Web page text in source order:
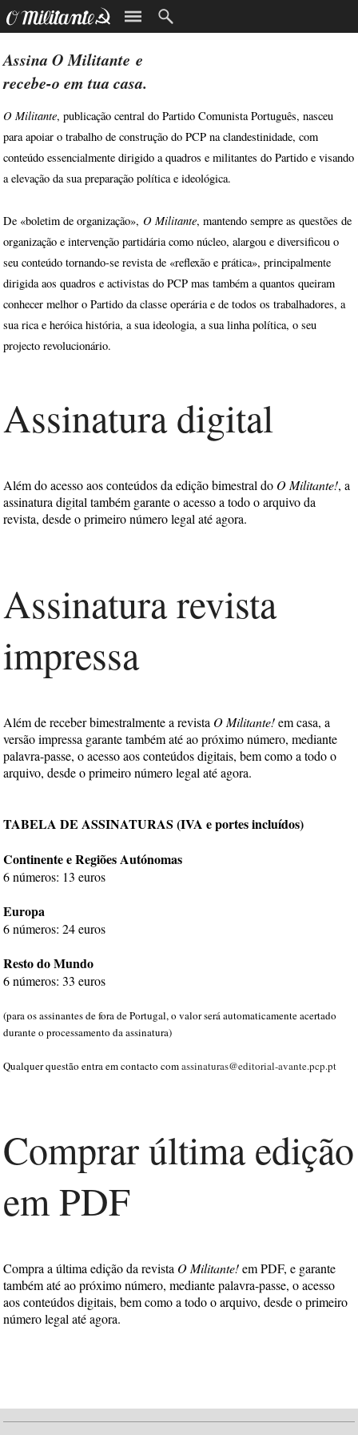
AssinaO Militante e
recebe-o em tua casa.
O Militante, publicação central do Partido Comunista Português, nasceu
para apoiar o trabalho de construção do PCP na clandestinidade, com
conteúdo essencialmente dirigido a quadros e militantes do Partido e visando
a elevação da sua preparação política e ideológica.
De «boletim de organização»,O Militante, mantendo sempre as questões de
organização e intervenção partidária como núcleo, alargou e diversificou o
seu conteúdo tornando-se revista de «reflexão e prática», principalmente
dirigida aos quadros e activistas do PCP mas também a quantos queiram
conhecer melhor o Partido da classe operária e de todos os trabalhadores, a
sua rica e heróica história, a sua ideologia, a sua linha política, o seu
projecto revolucionário.
Assinatura digital
Além do acesso aos conteúdos da edição bimestral do O Militante!, a
assinatura digital também garante o acesso a todo o arquivo da
revista, desde o primeiro número legal até agora.
Assinatura revista
impressa
Além de receber bimestralmente a revista O Militante!em casa, a
versão impressa garante também até ao próximo número, mediante
palavra-passe, o acesso aos conteúdos digitais, bem como a todo o
arquivo, desde o primeiro número legal até agora.
TABELA DE ASSINATURAS (IVA e portes incluídos)
Continente e Regiões Autónomas
6 números: 13 euros
Europa
6 números: 24 euros
Resto do Mundo
6 números: 33 euros
(para os assinantes de fora de Portugal, o valor será automaticamente acertado
durante o processamento da assinatura)
Qualquer questão entra em contacto comassinaturas@editorial-avante.pcp.pt
Comprar última edição
em PDF
Compra a última edição da revista O Militante!em PDF, e garante
também até ao próximo número, mediante palavra-passe, o acesso
aos conteúdos digitais, bem como a todo o arquivo, desde o primeiro
número legal até agora.